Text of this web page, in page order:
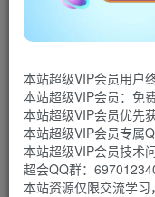
本站超级VIP会员用户
本站超级VIP会员：免
本站超级VIP会员优先
本站超级VIP会员专属
本站超级VIP会员技术
超会QQ群：
本站资源仅限交流学习